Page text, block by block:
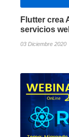
Flutter crea
servicios
03 Diciembre 2020